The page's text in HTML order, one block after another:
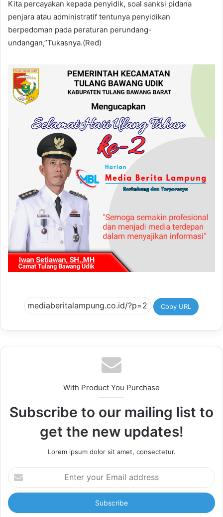
Kita percayakan kepada penyidik, soal sanksi pidana
penjara atau administratif tentunya penyidikan
berpedoman pada peraturan perundang-
undangan,”Tukasnya.(Red)
Copy URL
With Product You Purchase
Subscribe to our mailing list to
get the new updates!
Lorem ipsum dolor sit amet, consectetur.
Enter
your
Email
address